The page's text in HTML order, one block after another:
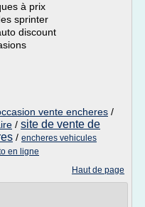
à prix
sprinter
discount
vente encheres /
/ site de vente de
/ encheres vehicules
en ligne
Haut de page